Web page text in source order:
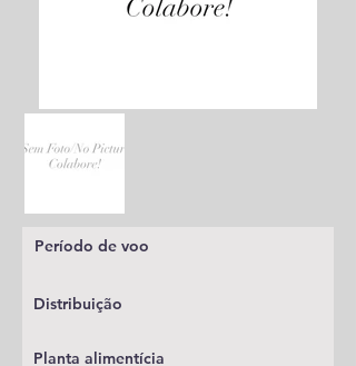
Período de voo
Distribuição
Planta alimentícia